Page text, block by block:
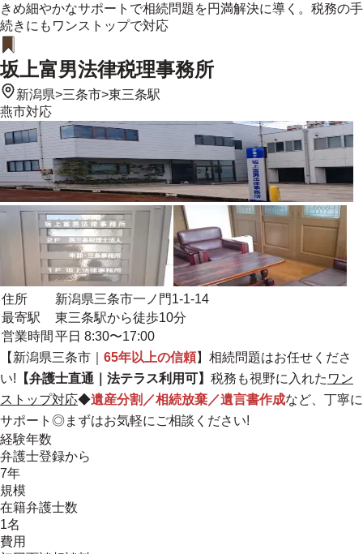
きめ細やかなサポートで相続問題を円満解決に導く。税務の手
続きにもワンストップで対応
坂上富男法律税理事務所
新潟県>三条市>東三条駅
燕市対応
住所
新潟県三条市一ノ門1-1-14
最寄駅
東三条駅から徒歩10分
営業時間 平日 8:30〜17:00
【新潟県三条市｜ 65年以上の信頼】相続問題はお任せくださ
い! 【弁護士直通｜法テラス利用可】 税務も視野に入れた ワン
ストップ対応◆遺産分割／相続放棄／遺言書作成など、丁寧に
サポート◎まずはお気軽にご相談ください!
経験年数
弁護士登録から
7年
規模
在籍弁護士数
1名
費用